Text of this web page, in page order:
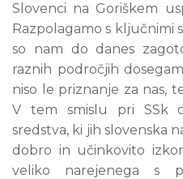
Slovenci na Goriškem
Razpolagamo s ključnimi
so nam do danes
raznih področjih
niso le priznanje za nas,
V tem smislu pri SSk
sredstva, ki jih slovenska
dobro in učinkovito
veliko narejenega s